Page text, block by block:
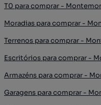
T0 para comprar -
Moradias para comprar -
Terrenos para comprar -
Escritórios para comprar -
Armazéns para comprar -
Garagens para comprar -